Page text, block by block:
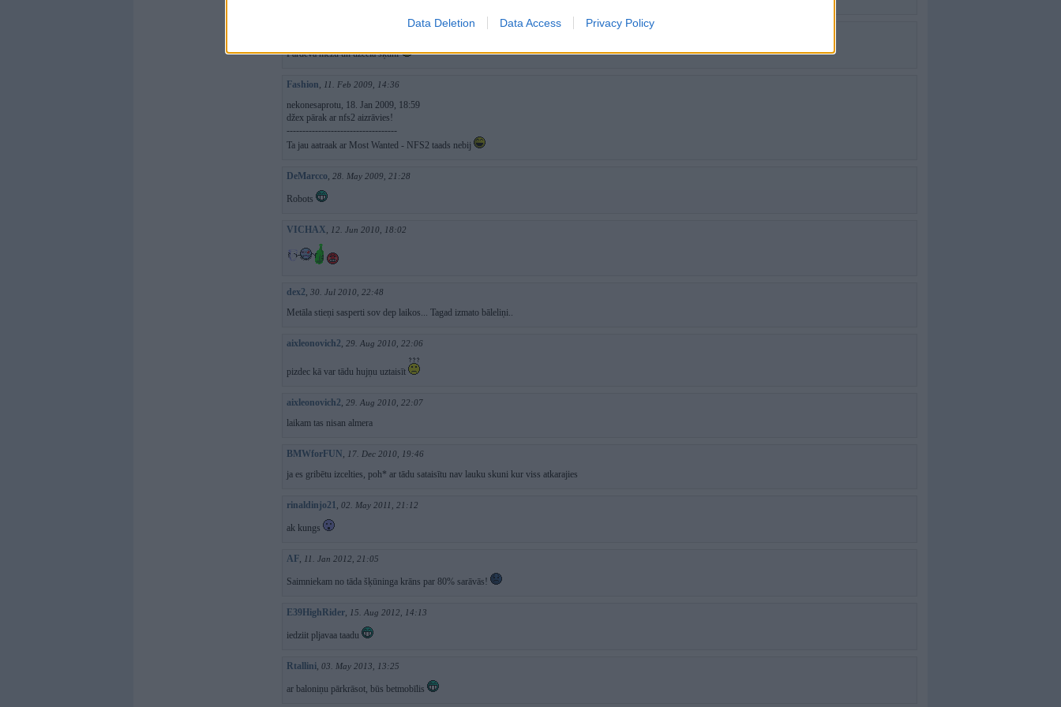
Data Deletion Data Access Privacy Policy
Pārdeva mežu un uzcēla šķūni
Fashion, 11. Feb 2009, 14:36
nekonesaprotu, 18. Jan 2009, 18:59
džex pārak ar nfs2 aizrāvies!
-----------------------------------
Ta jau aatraak ar Most Wanted - NFS2 taads nebij
DeMarcco, 28. May 2009, 21:28
Robots
VICHAX, 12. Jun 2010, 18:02
dex2, 30. Jul 2010, 22:48
Metāla stieņi sasperti sov dep laikos... Tagad izmato bāleliņi..
aixleonovich2, 29. Aug 2010, 22:06
pizdec kā var tādu hujņu uztaisīt
aixleonovich2, 29. Aug 2010, 22:07
laikam tas nisan almera
BMWforFUN , 17. Dec 2010, 19:46
ja es gribētu izcelties, poh* ar tādu sataisītu nav lauku skuni kur viss atkarajies
rinaldinjo21, 02. May 2011, 21:12
ak kungs
AF, 11. Jan 2012, 21:05
Saimniekam no tāda šķūninga krāns par 80% sarāvās!
E39HighRider, 15. Aug 2012, 14:13
iedziit pljavaa taadu
Rtallini, 03. May 2013, 13:25
ar baloniņu pārkrāsot, būs betmobīlis